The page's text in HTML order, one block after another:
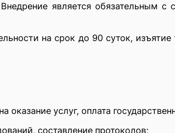
является обязательным с
на срок до 90 суток,
оказание услуг, оплата
составление протоколов;